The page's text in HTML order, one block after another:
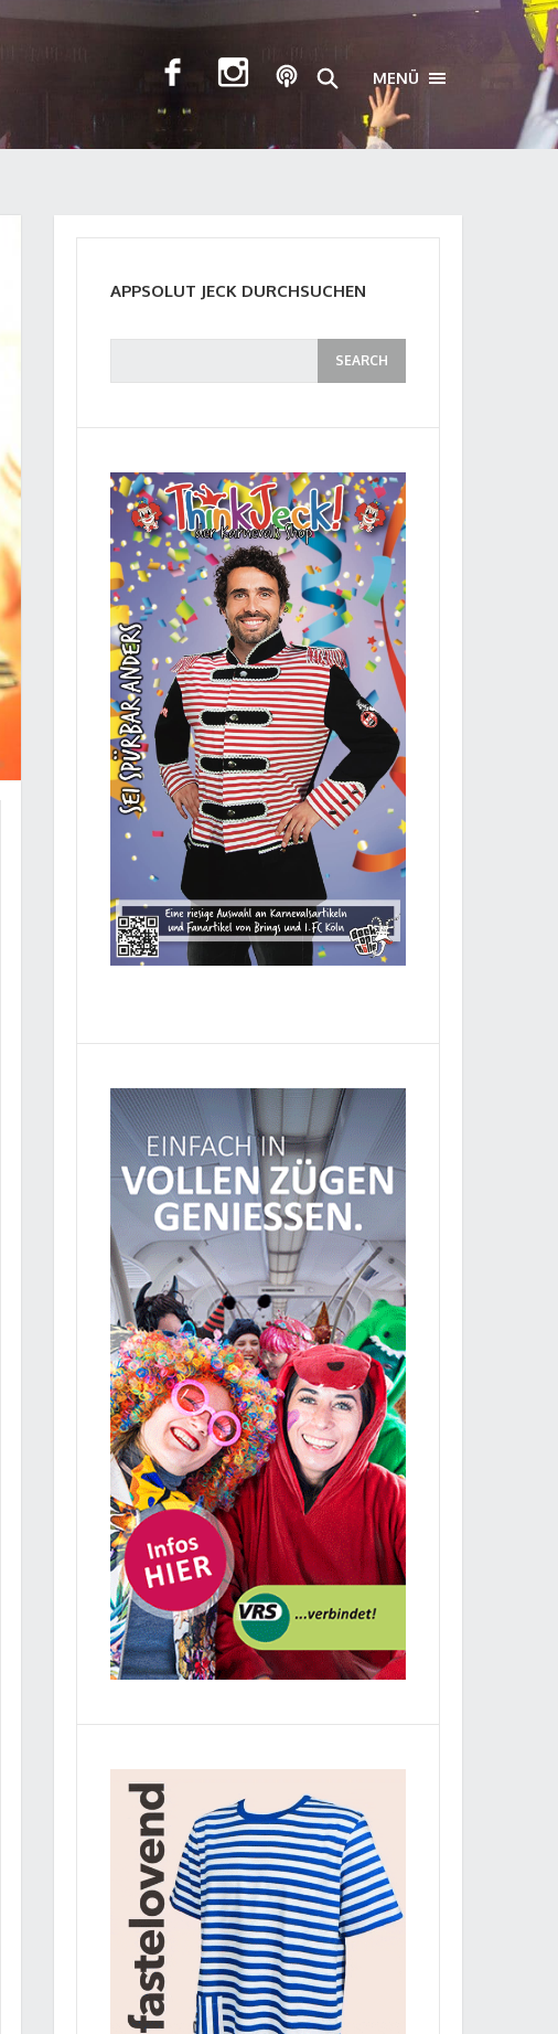
MENÜ TOGGLE
APPSOLUT JECK DURCHSUCHEN